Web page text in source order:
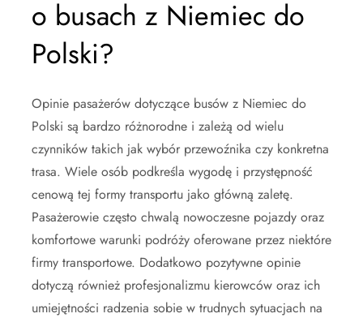
o busach z Niemiec do
Polski?
Opinie pasażerów dotyczące busów z Niemiec do
Polski są bardzo różnorodne i zależą od wielu
czynników takich jak wybór przewoźnika czy konkretna
trasa. Wiele osób podkreśla wygodę i przystępność
cenową tej formy transportu jako główną zaletę.
Pasażerowie często chwalą nowoczesne pojazdy oraz
komfortowe warunki podróży oferowane przez niektóre
firmy transportowe. Dodatkowo pozytywne opinie
dotyczą również profesjonalizmu kierowców oraz ich
umiejętności radzenia sobie w trudnych sytuacjach na